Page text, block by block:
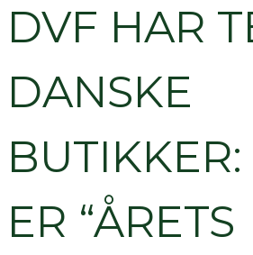
DVF HAR
DANSKE
ER “ÅRETS